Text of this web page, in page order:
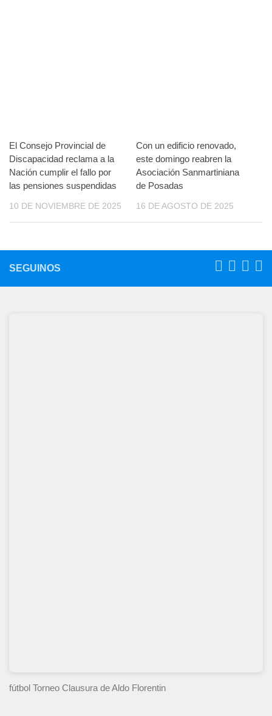
El Consejo Provincial de
Discapacidad reclama a la
Nación cumplir el fallo por
las pensiones suspendidas
10 DE NOVIEMBRE DE 2025
Con un edificio renovado,
este domingo reabren la
Asociación Sanmartiniana
de Posadas
16 DE AGOSTO DE 2025
SEGUINOS
fútbol Torneo Clausura de Aldo Florentin